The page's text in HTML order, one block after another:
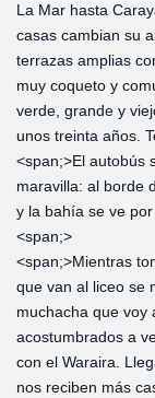
La Mar hasta
casas cambian su
terrazas amplias
muy coqueto y
verde, grande y
unos treinta años.
<span;>‎El autobús
maravilla: al borde
y la bahía se ve
<span;>‎
<span;>‎Mientras
que van al liceo se
muchacha que voy
acostumbrados a
con el Waraira.
nos reciben más